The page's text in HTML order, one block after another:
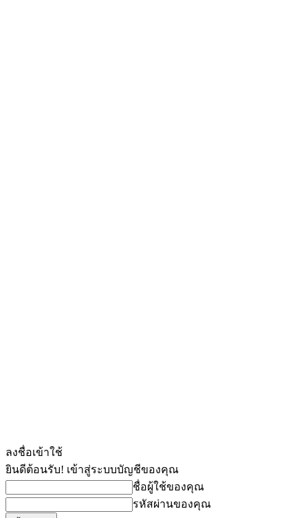
ลงชื่อเข้าใช้
ยินดีต้อนรับ! เข้าสู่ระบบบัญชีของคุณ
ชื่อผู้ใช้ของคุณ
รหัสผ่านของคุณ